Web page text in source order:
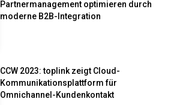
Partnermanagement optimieren durch
moderne B2B-Integration
CCW 2023: toplink zeigt Cloud-
Kommunikationsplattform für
Omnichannel-Kundenkontakt